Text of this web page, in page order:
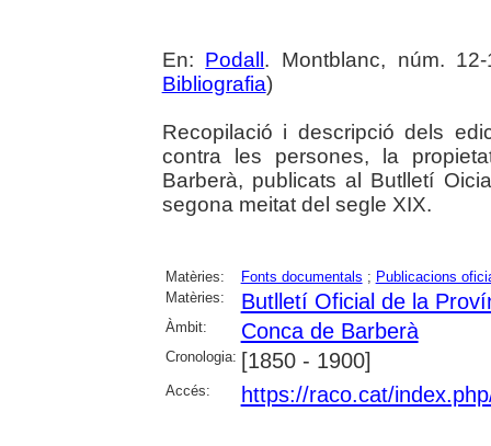
En: Podall. Montblanc, núm.
Bibliografia)
Recopilació i descripció dels
contra les persones, la
Barberà, publicats al Butlletí
segona meitat del segle XIX.
Matèries: Fonts documentals ; Publicacions
Matèries:
Butlletí Oficial de la
Àmbit: Conca de Barberà
Cronologia: [1850 - 1900]
Accés: https://raco.cat/